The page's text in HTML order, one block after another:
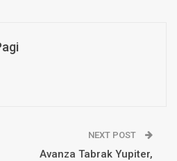
NEXT POST
Avanza Tabrak Yupiter,